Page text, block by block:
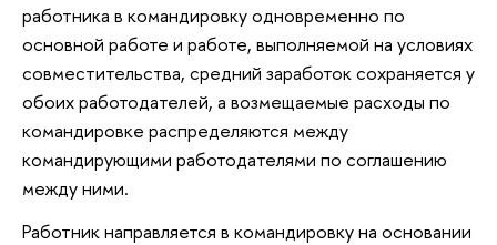
работника в командировку одновременно по
основной работе и работе, выполняемой на условиях
совместительства, средний заработок сохраняется у
обоих работодателей, а возмещаемые расходы по
командировке распределяются между
командирующими работодателями по соглашению
между ними.
Работник направляется в командировку на основании